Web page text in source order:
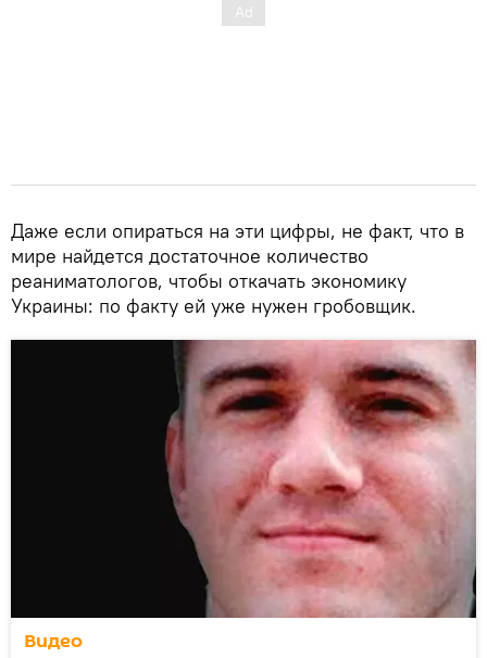
Даже если опираться на эти цифры, не факт, что в
мире найдется достаточное количество
реаниматологов, чтобы откачать экономику
Украины: по факту ей уже нужен гробовщик.
Видео